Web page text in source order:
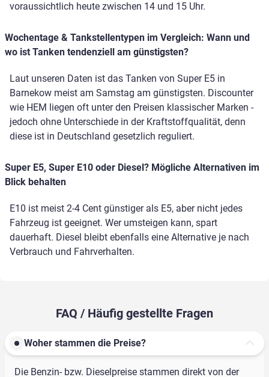
voraussichtlich heute zwischen 14 und 15 Uhr.
Wochentage & Tankstellentypen im Vergleich: Wann und
wo ist Tanken tendenziell am günstigsten?
Laut unseren Daten ist das Tanken von Super E5 in
Barnekow meist am Samstag am günstigsten. Discounter
wie HEM liegen oft unter den Preisen klassischer Marken -
jedoch ohne Unterschiede in der Kraftstoffqualität, denn
diese ist in Deutschland gesetzlich reguliert.
Super E5, Super E10 oder Diesel? Mögliche Alternativen im
Blick behalten
E10 ist meist 2-4 Cent günstiger als E5, aber nicht jedes
Fahrzeug ist geeignet. Wer umsteigen kann, spart
dauerhaft. Diesel bleibt ebenfalls eine Alternative je nach
Verbrauch und Fahrverhalten.
FAQ / Häufig gestellte Fragen
Woher stammen die Preise?
Die Benzin- bzw. Dieselpreise stammen direkt von der